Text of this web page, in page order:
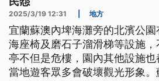
2025/3/19 12:31 地方
宜蘭蘇澳內埤海灘旁的北濱公
海座椅及磨石子溜滑梯等設施
亭不但是危樓，園內其他設施
當地遊客眾多會破壞觀光形象。